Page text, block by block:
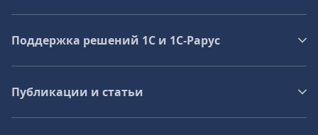
Поддержка решений 1С и 1С‑Рарус
Публикации и статьи